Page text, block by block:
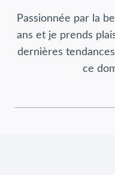
Passionnée par la
ans et je prends
dernières
ce